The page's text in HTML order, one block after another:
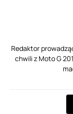
Redaktor
chwili z Moto G